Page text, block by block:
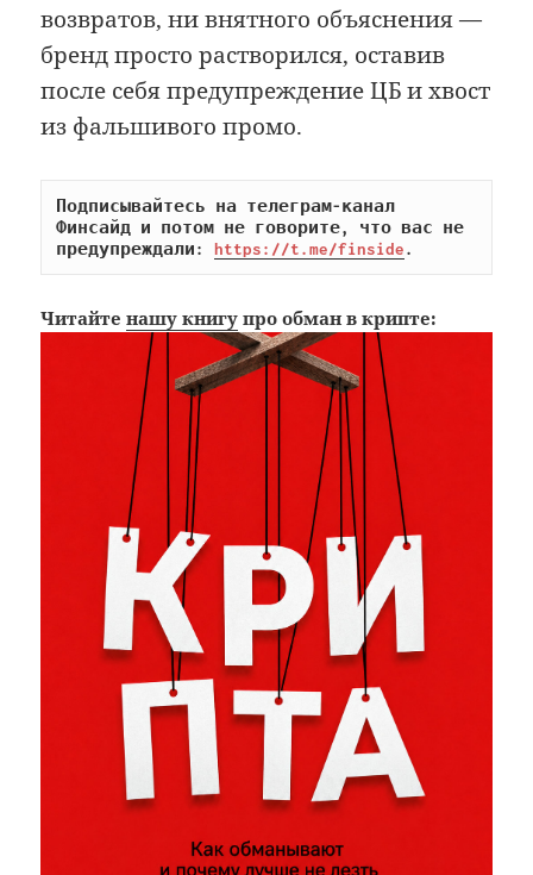
возвратов, ни внятного объяснения —
бренд просто растворился, оставив
после себя предупреждение ЦБ и хвост
из фальшивого промо.
Подписывайтесь на телеграм-канал
Финсайд и потом не говорите, что вас не
предупреждали: https://t.me/finside.
Читайтенашу книгу про обман в крипте: